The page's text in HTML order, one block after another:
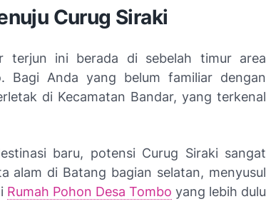
Curug Siraki
terjun ini berada di sebelah timur area
Bagi Anda yang belum familiar dengan
di Kecamatan Bandar, yang terkenal
baru, potensi Curug Siraki sangat
alam di Batang bagian selatan, menyusul
Rumah Pohon Desa Tombo yang lebih dulu